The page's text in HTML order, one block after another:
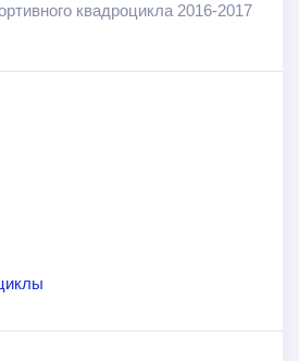
квадроцикла 2016-2017
данной модели были внедрены
которые позволили
и эффективным двигателем
в 89 л. с, который не имеет
характеристикам.